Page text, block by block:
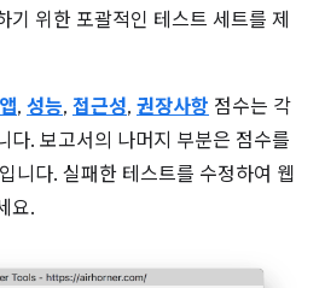
기 위한 포괄적인 테스트 세트를 제
, 성능, 접근성, 권장사항 점수는 각
다. 보고서의 나머지 부분은 점수를
니다. 실패한 테스트를 수정하여 웹
요.